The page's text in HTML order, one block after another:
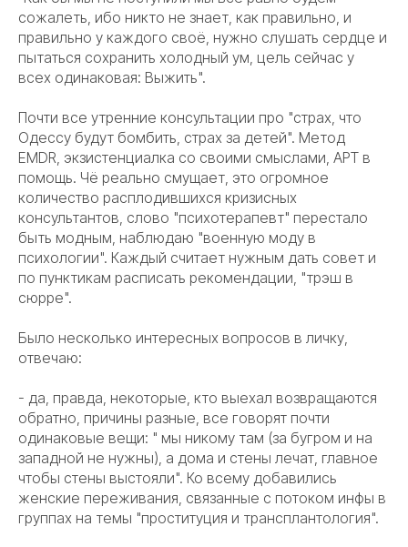
сожалеть, ибо никто не знает, как правильно, и
правильно у каждого своё, нужно слушать сердце и
пытаться сохранить холодный ум, цель сейчас у
всех одинаковая: Выжить".
Почти все утренние консультации про "страх, что
Одессу будут бомбить, страх за детей". Метод
EMDR, экзистенциалка со своими смыслами, АРТ в
помощь. Чё реально смущает, это огромное
количество расплодившихся кризисных
консультантов, слово "психотерапевт" перестало
быть модным, наблюдаю "военную моду в
психологии". Каждый считает нужным дать совет и
по пунктикам расписать рекомендации, "трэш в
сюрре".
Было несколько интересных вопросов в личку,
отвечаю:
- да, правда, некоторые, кто выехал возвращаются
обратно, причины разные, все говорят почти
одинаковые вещи: " мы никому там (за бугром и на
западной не нужны), а дома и стены лечат, главное
чтобы стены выстояли". Ко всему добавились
женские переживания, связанные с потоком инфы в
группах на темы "проституция и трансплантология".